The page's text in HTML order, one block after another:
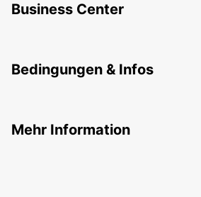
Business Center
Bedingungen & Infos
Mehr Information